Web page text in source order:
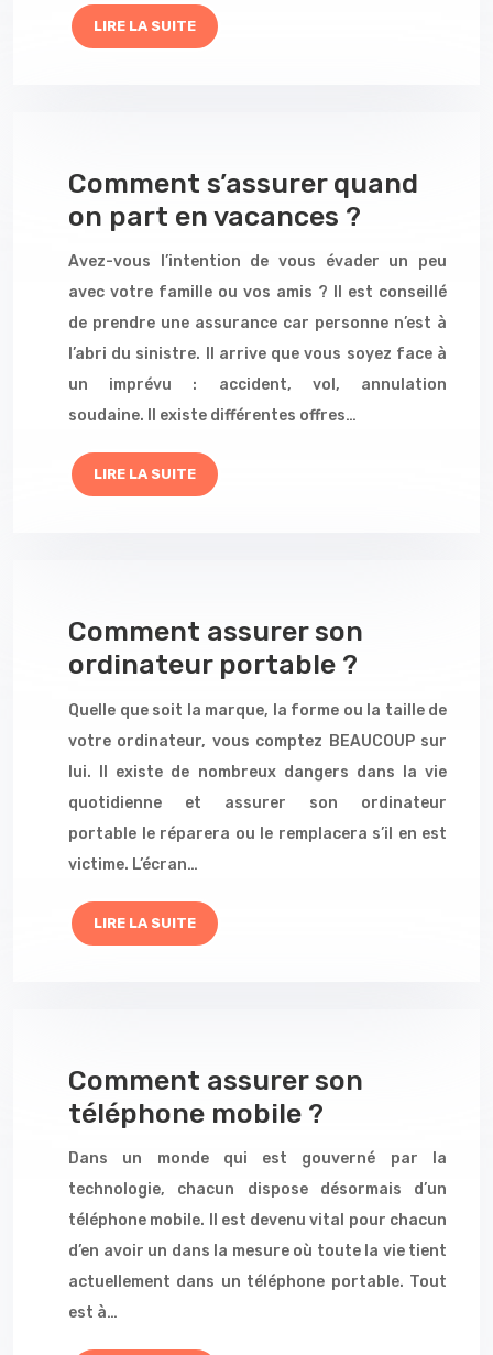
LIRE LA SUITE
Comment s’assurer quand
on part en vacances ?
Avez-vous l’intention de vous évader un peu
avec votre famille ou vos amis ? Il est conseillé
de prendre une assurance car personne n’est à
l’abri du sinistre. Il arrive que vous soyez face à
un imprévu : accident, vol, annulation
soudaine. Il existe différentes offres…
LIRE LA SUITE
Comment assurer son
ordinateur portable ?
Quelle que soit la marque, la forme ou la taille de
votre ordinateur, vous comptez BEAUCOUP sur
lui. Il existe de nombreux dangers dans la vie
quotidienne et assurer son ordinateur
portable le réparera ou le remplacera s’il en est
victime. L’écran…
LIRE LA SUITE
Comment assurer son
téléphone mobile ?
Dans un monde qui est gouverné par la
technologie, chacun dispose désormais d’un
téléphone mobile. Il est devenu vital pour chacun
d’en avoir un dans la mesure où toute la vie tient
actuellement dans un téléphone portable. Tout
est à…